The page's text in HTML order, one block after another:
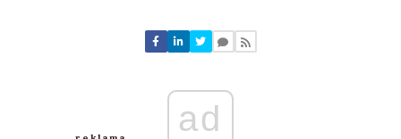
Nie znaleziono komentarzy
Zostaw swoje komentarze
Anuluj
ad